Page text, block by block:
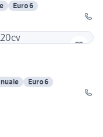
Euro 6
Euro 6